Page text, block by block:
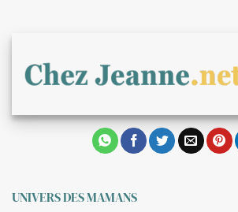
UNIVERS DES MAMANS